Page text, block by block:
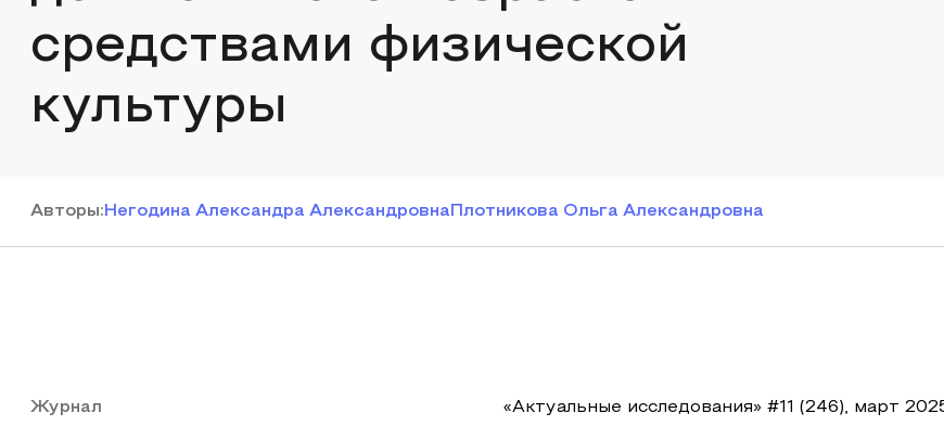
средствами физической
культуры
Авторы: Негодина Александра Александровна Плотникова Ольга Александровна
Журнал «Актуальные исследования» #11 (246), март